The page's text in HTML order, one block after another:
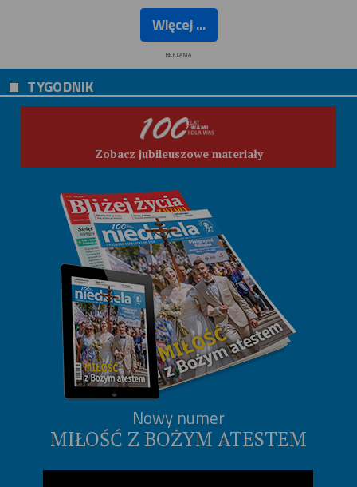
Więcej ...
REKLAMA
TYGODNIK
Zobacz jubileuszowe materiały
Nowy numer
MIŁOŚĆ Z BOŻYM ATESTEM